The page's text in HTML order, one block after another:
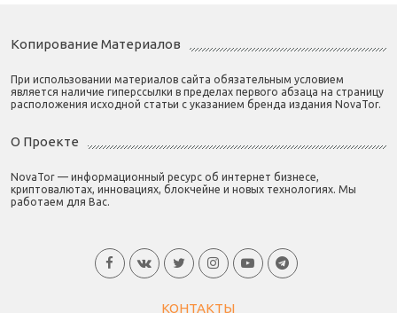
Копирование Материалов
При использовании материалов сайта обязательным условием
является наличие гиперссылки в пределах первого абзаца на страницу
расположения исходной статьи с указанием бренда издания NovaTor.
О Проекте
NovaTor — информационный ресурс об интернет бизнесе,
криптовалютах, инновациях, блокчейне и новых технологиях. Мы
работаем для Вас.
КОНТАКТЫ